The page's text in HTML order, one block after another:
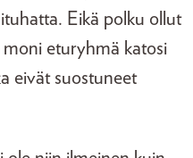
Eikä polku ollut
moni eturyhmä katosi
eivät suostuneet